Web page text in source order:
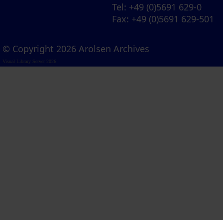
Tel: +49 (0)5691 629-0
Fax: +49 (0)5691 629-501
© Copyright 2026 Arolsen Archives
Visual Library Server 2026